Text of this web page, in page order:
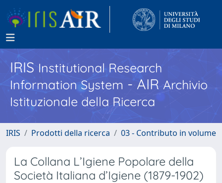
IRISInstitutional Research
Information System - AIR Archivio
Istituzionale della Ricerca
IRIS Prodotti della ricerca 03 - Contributo in volume
La Collana L’Igiene Popolare della
Società Italiana d’Igiene (1879-1902)